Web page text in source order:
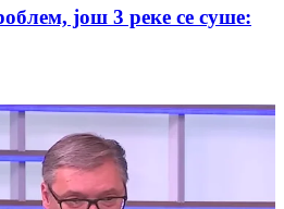
још 3 реке се суше: